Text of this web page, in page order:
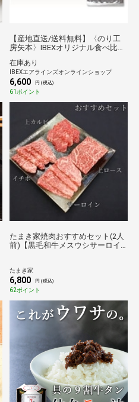
【産地直送/送料無料】〈のり工
房矢本〉IBEXオリジナル食べ比べ
在庫あり
IBEXエアラインズオンラインショップ
6,600 円 (税込)
61ポイント
たまき家焼肉おすすめセット(2人
前)【黒毛和牛メスウシサーロイ
100g、 黒毛和牛メスウシ上ロー
ス100g】
たまき家
6,800 円 (税込)
62ポイント